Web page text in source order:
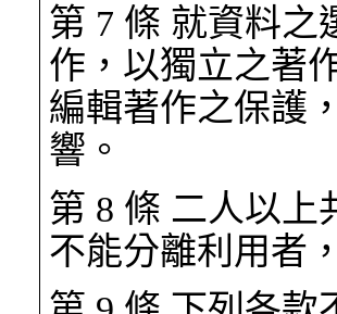
第 7 條 就資料之
作，以獨立之著
編輯著作之保護
響。
第 8 條 二人以上
不能分離利用者